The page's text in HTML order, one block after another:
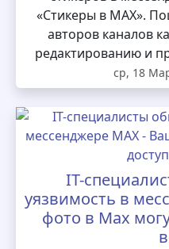
«Стикеры в MAX».
авторов каналов
редактированию и
ср, 18
IT-
уязвимость в
фото в Max